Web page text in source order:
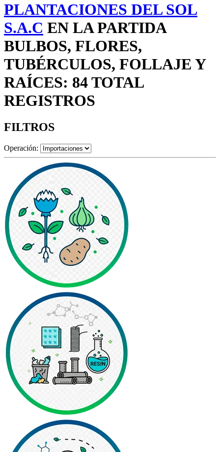
PLANTACIONES DEL SOL
S.A.C EN LA PARTIDA
BULBOS, FLORES,
TUBÉRCULOS, FOLLAJE Y
RAÍCES: 84 TOTAL
REGISTROS
FILTROS
Operación: